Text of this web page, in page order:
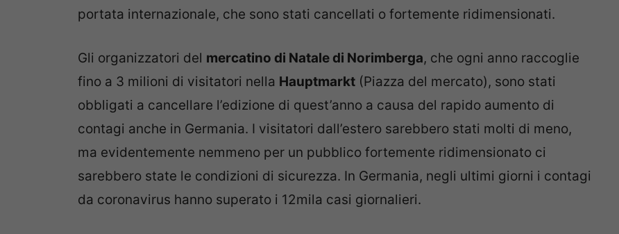
portata internazionale, che sono stati cancellati o fortemente ridimensionati.
Gli organizzatori del mercatino di Natale di Norimberga, che ogni anno raccoglie
fino a 3 milioni di visitatori nella Hauptmarkt (Piazza del mercato), sono stati
obbligati a cancellare l’edizione di quest’anno a causa del rapido aumento di
contagi anche in Germania. I visitatori dall’estero sarebbero stati molti di meno,
ma evidentemente nemmeno per un pubblico fortemente ridimensionato ci
sarebbero state le condizioni di sicurezza. In Germania, negli ultimi giorni i contagi
da coronavirus hanno superato i 12mila casi giornalieri.